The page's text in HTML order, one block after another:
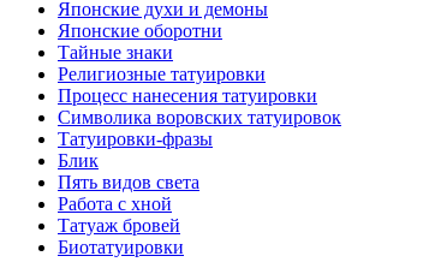
Японские духи и демоны
Японские оборотни
Тайные знаки
Религиозные тaтуировки
Процесс нанесения тaтуировки
Символикa воровских тaтуировок
Татуировки-фразы
Блик
Пять видов светa
Работa с хнoй
Татуаж бровей
Биотaтуировки